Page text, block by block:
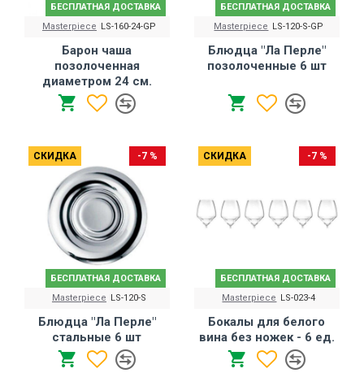
БЕСПЛАТНАЯ ДОСТАВКА
Masterpiece LS-160-24-GP
Барон чаша
позолоченная
диаметром 24 см.
БЕСПЛАТНАЯ ДОСТАВКА
Masterpiece LS-120-S-GP
Блюдца "Ла Перле"
позолоченные 6 шт
СКИДКА
БЕСПЛАТНАЯ ДОСТАВКА
-7 %
Masterpiece LS-120-S
Блюдца "Ла Перле"
стальные 6 шт
СКИДКА
БЕСПЛАТНАЯ ДОСТАВКА
-7 %
Masterpiece LS-023-4
Бокалы для белого
вина без ножек - 6 ед.